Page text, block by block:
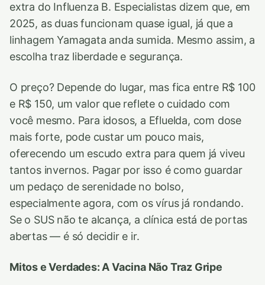
extra do Influenza B. Especialistas dizem que, em
2025, as duas funcionam quase igual, já que a
linhagem Yamagata anda sumida. Mesmo assim, a
escolha traz liberdade e segurança.
O preço? Depende do lugar, mas fica entre R$ 100
e R$ 150, um valor que reflete o cuidado com
você mesmo. Para idosos, a Efluelda, com dose
mais forte, pode custar um pouco mais,
oferecendo um escudo extra para quem já viveu
tantos invernos. Pagar por isso é como guardar
um pedaço de serenidade no bolso,
especialmente agora, com os vírus já rondando.
Se o SUS não te alcança, a clínica está de portas
abertas — é só decidir e ir.
Mitos e Verdades: A Vacina Não Traz Gripe